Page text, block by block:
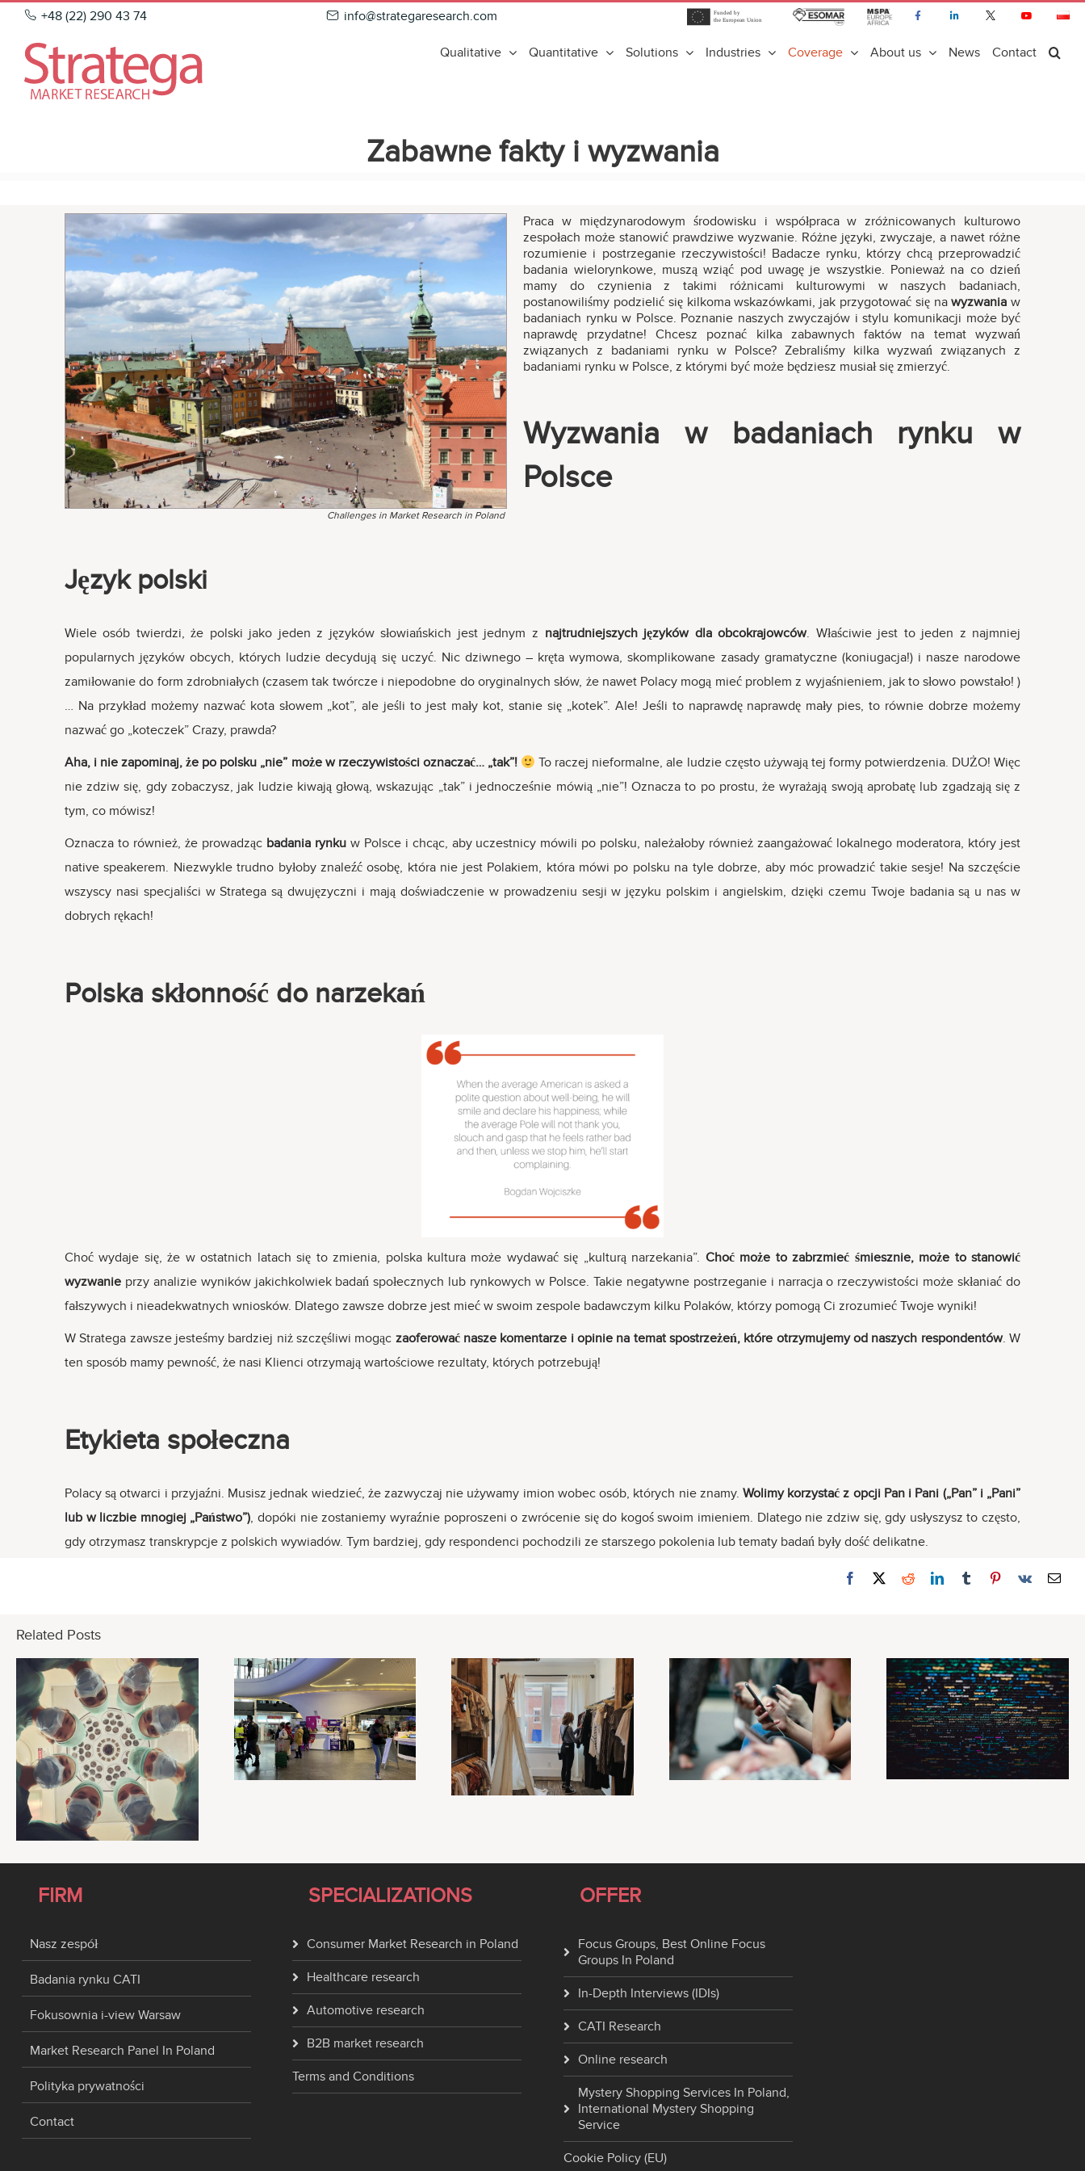
Skip
content
+48 (22) 290 43 74 info@strategaresearch.com
Qualitative Quantitative Solutions Industries Coverage About us News Contact
Zabawne fakty i wyzwania
Challenges in Market Research in Poland
Praca w międzynarodowym środowisku i współpraca w zróżnicowanych kulturowo
zespołach może stanowić prawdziwe wyzwanie. Różne języki, zwyczaje, a nawet różne
rozumienie i postrzeganie rzeczywistości! Badacze rynku, którzy chcą przeprowadzić
badania wielorynkowe, muszą wziąć pod uwagę je wszystkie. Ponieważ na co dzień
mamy do czynienia z takimi różnicami kulturowymi w naszych badaniach,
postanowiliśmy podzielić się kilkoma wskazówkami, jak przygotować się nawyzwania w
badaniach rynku w Polsce. Poznanie naszych zwyczajów i stylu komunikacji może być
naprawdę przydatne! Chcesz poznać kilka zabawnych faktów na temat wyzwań
związanych z badaniami rynku w Polsce? Zebraliśmy kilka wyzwań związanych z
badaniami rynku w Polsce, z którymi być może będziesz musiał się zmierzyć.
Wyzwania w badaniach rynku w
Polsce
Język polski
Wiele osób twierdzi, że polski jako jeden z języków słowiańskich jest jednym z najtrudniejszych języków dla obcokrajowców. Właściwie jest to jeden z najmniej
popularnych języków obcych, których ludzie decydują się uczyć. Nic dziwnego – kręta wymowa, skomplikowane zasady gramatyczne (koniugacja!) i nasze narodowe
zamiłowanie do form zdrobniałych (czasem tak twórcze i niepodobne do oryginalnych słów, że nawet Polacy mogą mieć problem z wyjaśnieniem, jak to słowo powstało! )
… Na przykład możemy nazwać kota słowem „kot”, ale jeśli to jest mały kot, stanie się „kotek”. Ale! Jeśli to naprawdę naprawdę mały pies, to równie dobrze możemy
nazwać go „koteczek” Crazy, prawda?
Aha, i nie zapominaj, że po polsku „nie” może w rzeczywistości oznaczać… „tak”!
To raczej nieformalne, ale ludzie często używają tej formy potwierdzenia. DUŻO! Więc
nie zdziw się, gdy zobaczysz, jak ludzie kiwają głową, wskazując „tak” i jednocześnie mówią „nie”! Oznacza to po prostu, że wyrażają swoją aprobatę lub zgadzają się z
tym, co mówisz!
Oznacza to również, że prowadzącbadania rynkuw Polsce i chcąc, aby uczestnicy mówili po polsku, należałoby również zaangażować lokalnego moderatora, który jest
native speakerem. Niezwykle trudno byłoby znaleźć osobę, która nie jest Polakiem, która mówi po polsku na tyle dobrze, aby móc prowadzić takie sesje! Na szczęście
wszyscy nasi specjaliści w Stratega są dwujęzyczni i mają doświadczenie w prowadzeniu sesji w języku polskim i angielskim, dzięki czemu Twoje badania są u nas w
dobrych rękach!
Polska skłonność do narzekań
Choć wydaje się, że w ostatnich latach się to zmienia, polska kultura może wydawać się „kulturą narzekania”. Choć może to zabrzmieć śmiesznie, może to stanowić
wyzwanieprzy analizie wyników jakichkolwiek badań społecznych lub rynkowych w Polsce. Takie negatywne postrzeganie i narracja o rzeczywistości może skłaniać do
fałszywych i nieadekwatnych wniosków. Dlatego zawsze dobrze jest mieć w swoim zespole badawczym kilku Polaków, którzy pomogą Ci zrozumieć Twoje wyniki!
W Stratega zawsze jesteśmy bardziej niż szczęśliwi mogąc zaoferować nasze komentarze i opinie na temat spostrzeżeń, które otrzymujemy od naszych respondentów. W
ten sposób mamy pewność, że nasi Klienci otrzymają wartościowe rezultaty, których potrzebują!
Etykieta społeczna
Polacy są otwarci i przyjaźni. Musisz jednak wiedzieć, że zazwyczaj nie używamy imion wobec osób, których nie znamy. Wolimy korzystać z opcji Pan i Pani („Pan” i „Pani”
lub w liczbie mnogiej „Państwo”), dopóki nie zostaniemy wyraźnie poproszeni o zwrócenie się do kogoś swoim imieniem. Dlatego nie zdziw się, gdy usłyszysz to często,
gdy otrzymasz transkrypcje z polskich wywiadów. Tym bardziej, gdy respondenci pochodzili ze starszego pokolenia lub tematy badań były dość delikatne.
Related Posts
FIRM
Nasz zespół
Badania rynku CATI
Fokusownia i-view Warsaw
Market Research Panel In Poland
Polityka prywatności
Contact
SPECIALIZATIONS
Consumer Market Research in Poland
Healthcare research
Automotive research
B2B market research
Terms and Conditions
OFFER
Focus Groups, Best Online Focus
Groups In Poland
In-Depth Interviews (IDIs)
CATI Research
Online research
Mystery Shopping Services In Poland,
International Mystery Shopping
Service
Cookie Policy (EU)